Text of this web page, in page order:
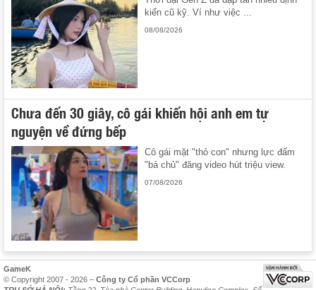
kiến cũ kỹ. Ví như việc ...
08/08/2026
Chưa đến 30 giây, cô gái khiến hội anh em tự
nguyện về đứng bếp
Cô gái mặt "thỏ con" nhưng lực đấm
"bá chủ" đăng video hút triệu view.
07/08/2026
GameK
© Copyright 2007 - 2026 – Công ty Cổ phần VCCorp